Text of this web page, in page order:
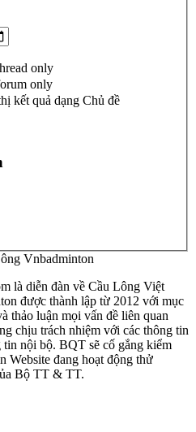
only
only
kết quả dạng Chủ đề
Vnbadminton
là diễn đàn về Cầu Lông Việt
được thành lập từ 2012 với mục
thảo luận mọi vấn đề liên quan
chịu trách nhiệm với các thông tin
nội bộ. BQT sẽ cố gắng kiểm
Website đang hoạt động thử
Bộ TT & TT.